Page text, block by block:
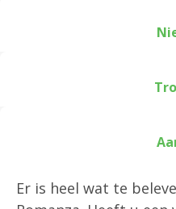
Er is heel wat te